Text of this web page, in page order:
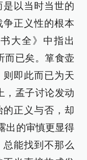
以当时当世的
争正义性的根本
大全》中指出
而已矣。箪食壶
即此而已为天
，孟子讨论发动
正义与否，却
出的审慎更显得
能找到不那么